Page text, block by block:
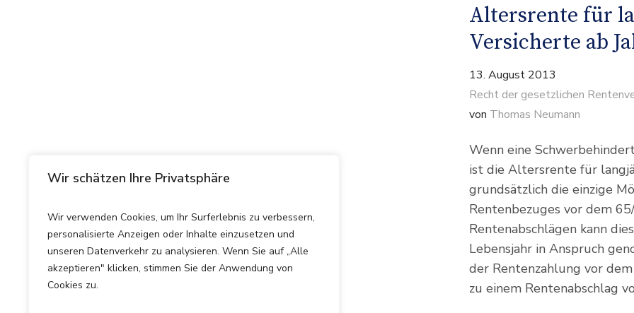
Wir schätzen Ihre Privatsphäre
Wir verwenden Cookies, um Ihr Surferlebnis zu verbessern,
personalisierte Anzeigen oder Inhalte einzusetzen und
unseren Datenverkehr zu analysieren. Wenn Sie auf „Alle
akzeptieren" klicken, stimmen Sie der Anwendung von
Cookies zu.
Altersrente für
Versicherte ab
13. August 2013
Recht der gesetzlichen
von Thomas Neumann
Wenn eine
ist die Altersrente für
grundsätzlich die einzige
Rentenbezuges vor dem
Rentenabschlägen kann
Lebensjahr in Anspruch
der Rentenzahlung vor
zu einem Rentenabschlag